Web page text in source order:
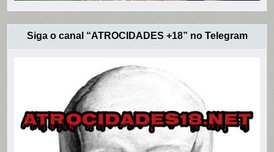
Siga o canal “ATROCIDADES +18” no Telegram